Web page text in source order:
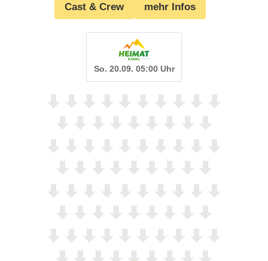
Cast & Crew mehr Infos
So. 20.09. 05:00 Uhr